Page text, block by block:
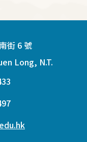
街 6 號
Long, N.T.